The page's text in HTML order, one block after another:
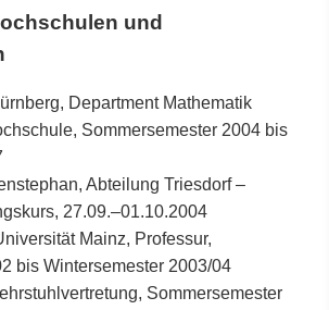
und
Department Mathematik
Sommersemester 2004 bis
Abteilung Triesdorf –
27.09.–01.10.2004
Mainz, Professur,
bis Wintersemester 2003/04
Sommersemester